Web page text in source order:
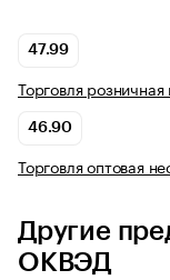
47.99
Торговля
46.90
Торговля оптовая
Другие
ОКВЭД